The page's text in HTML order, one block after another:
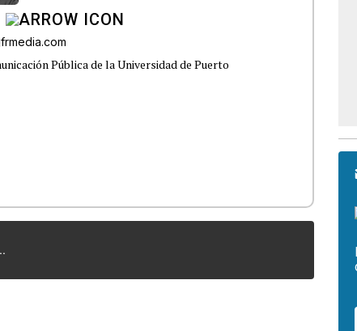
Pública de la Universidad de Puerto